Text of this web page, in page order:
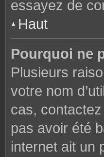
essayez de
Haut
Pourquoi ne
Plusieurs
votre nom
cas,
pas avoir été
internet ait un